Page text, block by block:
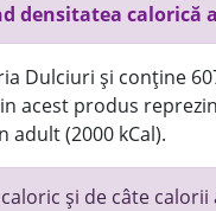
densitatea calorică
Dulciuri și conține
acest produs
(2000 kCal).
și de câte